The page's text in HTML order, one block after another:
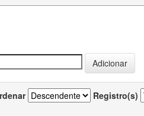
Registro(s)